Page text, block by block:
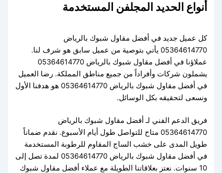
أنواع الحديد المجلفن المستخدمة
كل عميل جديد في أفضل مقاول شبوك بالرياض
05364614770 يأتي بتوصية من عميل سابق هو شرف لنا.
عملاؤنا في أفضل مقاول شبوك بالرياض 05364614770
يشملون شركات وأفراداً من جميع مناطق المملكة. رضا العميل
في أفضل مقاول شبوك بالرياض 05364614770 هو هدفنا الأول
ونسعى لتحقيقه بكل الوسائل.
فريق الدعم الفني لـ أفضل مقاول شبوك بالرياض
05364614770 متاح للتواصل طول أيام الأسبوع. نقدم ضماناً
طويل المدى على خشب الساج المقاوم للرطوبة المستخدمة
في أفضل مقاول شبوك بالرياض 05364614770 لمدة تصل إلى
10 سنوات. نعتز بعلاقاتنا الطويلة مع عملاء أفضل مقاول شبوك